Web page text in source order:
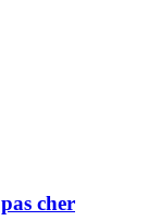
cher